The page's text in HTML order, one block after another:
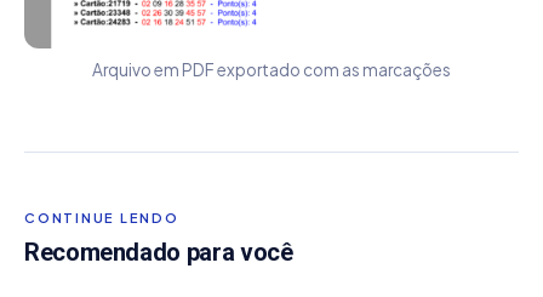
Arquivo em PDF exportado com as marcações
CONTINUE LENDO
Recomendado para você